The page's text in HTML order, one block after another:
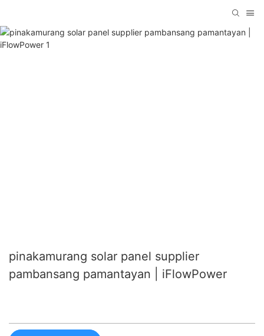
pinakamurang solar panel supplier
pambansang pamantayan | iFlowPower